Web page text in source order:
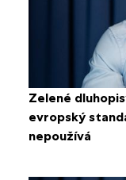
Zelené
evropský
nepoužívá